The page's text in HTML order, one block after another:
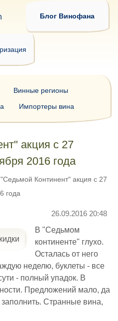
Блог Винофана
акция с 27
2016 года
"Седьмой Континент" акция с 27
года
26.09.2016 20:48
В "Седьмом
континенте" глухо.
Осталась от него
неделю, буклеты - все
- полный упадок. В
Предложений мало, да
Странные вина,
Винные регионы
Импортеры вина